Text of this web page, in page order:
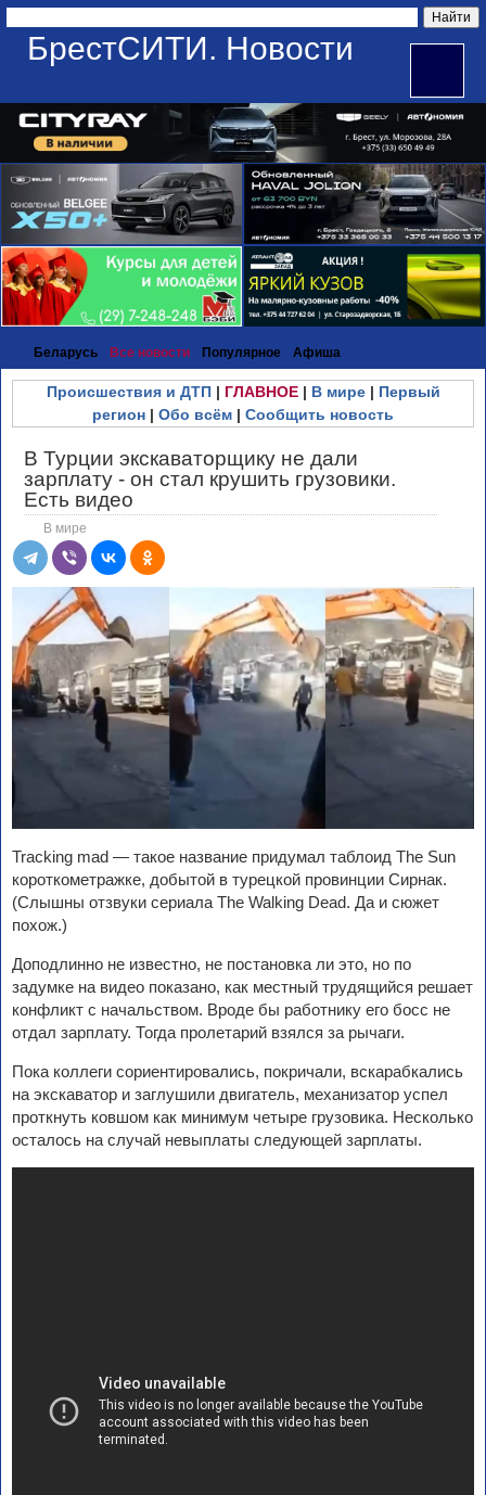
БрестСИТИ. Новости
Беларусь Все новости Популярное Афиша
Происшествия и ДТП| ГЛАВНОЕ| В мире| Первый
регион | Обо всём | Сообщить новость
В Турции экскаваторщику не дали
зарплату - он стал крушить грузовики.
Есть видео
В мире
Tracking mad — такое название придумал таблоид The Sun
короткометражке, добытой в турецкой провинции Сирнак.
(Слышны отзвуки сериала The Walking Dead. Да и сюжет
похож.)
Доподлинно не известно, не постановка ли это, но по
задумке на видео показано, как местный трудящийся решает
конфликт с начальством. Вроде бы работнику его босс не
отдал зарплату. Тогда пролетарий взялся за рычаги.
Пока коллеги сориентировались, покричали, вскарабкались
на экскаватор и заглушили двигатель, механизатор успел
проткнуть ковшом как минимум четыре грузовика. Несколько
осталось на случай невыплаты следующей зарплаты.